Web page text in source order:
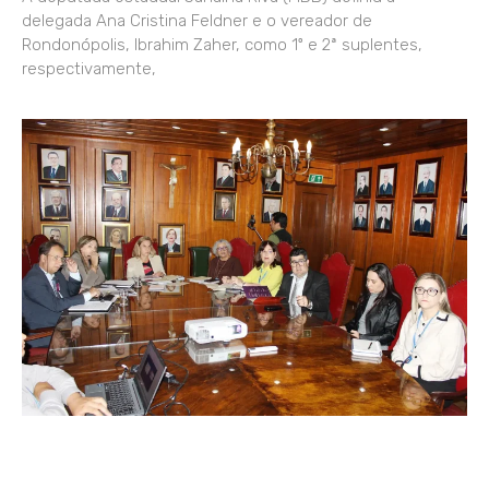
delegada Ana Cristina Feldner e o vereador de
Rondonópolis, Ibrahim Zaher, como 1º e 2ª suplentes,
respectivamente,